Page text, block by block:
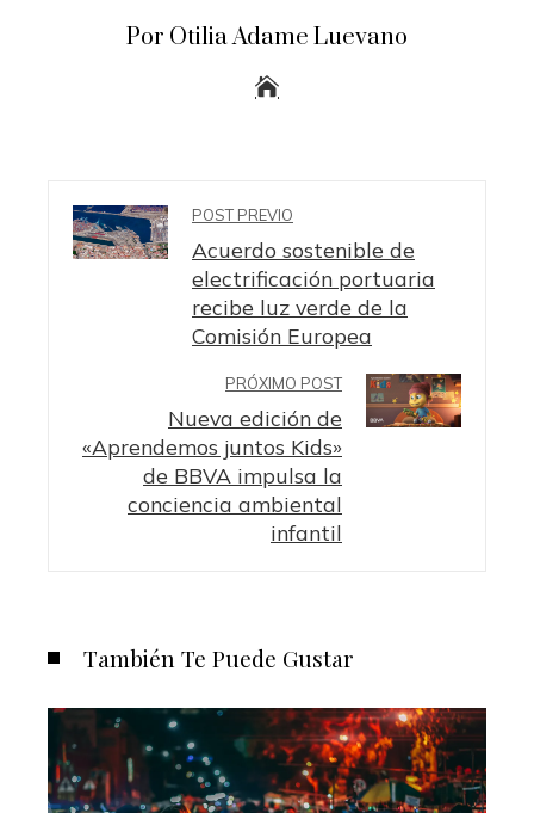
Por Otilia Adame Luevano
POST PREVIO
Acuerdo sostenible de
electrificación portuaria
recibe luz verde de la
Comisión Europea
PRÓXIMO POST
Nueva edición de
«Aprendemos juntos Kids»
de BBVA impulsa la
conciencia ambiental
infantil
También Te Puede Gustar